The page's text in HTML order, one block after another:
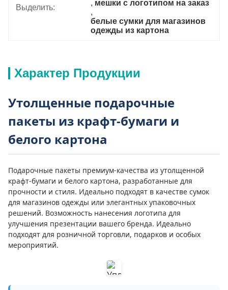
Выделить:
, мешки с логотипом на заказ
,
белые сумки для магазинов
одежды из картона
Характер Продукции
Утолщенные подарочные
пакеты из крафт-бумаги и
белого картона
Подарочные пакеты премиум-качества из утолщенной
крафт-бумаги и белого картона, разработанные для
прочности и стиля. Идеально подходят в качестве сумок
для магазинов одежды или элегантных упаковочных
решений. Возможность нанесения логотипа для
улучшения презентации вашего бренда. Идеально
подходят для розничной торговли, подарков и особых
мероприятий.